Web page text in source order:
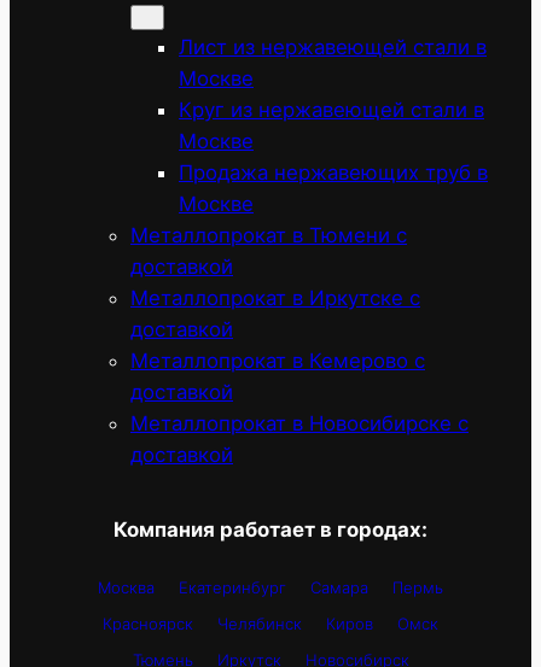
Лист из нержавеющей стали в
Москве
Круг из нержавеющей стали в
Москве
Продажа нержавеющих труб в
Москве
Металлопрокат в Тюмени с
доставкой
Металлопрокат в Иркутске с
доставкой
Металлопрокат в Кемерово с
доставкой
Металлопрокат в Новосибирске с
доставкой
Компания работает в городах:
Москва Екатеринбург Самара
Пермь
Красноярск
Челябинск Киров
Омск
Тюмень
Иркутск Новосибирск